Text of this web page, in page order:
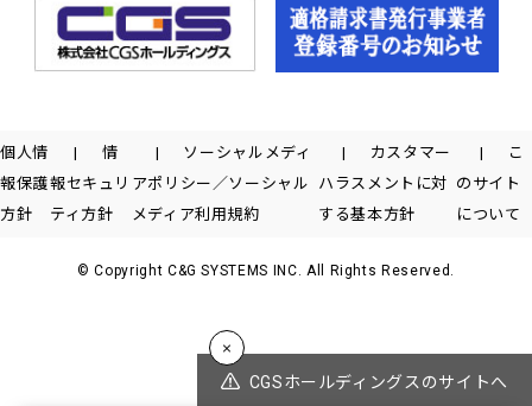
CGSホールディングスのサイトへ
個人情
報保護
方針
情
報セキュリ
ティ方針
ソーシャルメディ
アポリシー／ソーシャル
メディア利用規約
カスタマー
ハラスメントに対
する基本方針
こ
のサイト
について
© Copyright C&G SYSTEMS INC. All Rights Reserved.